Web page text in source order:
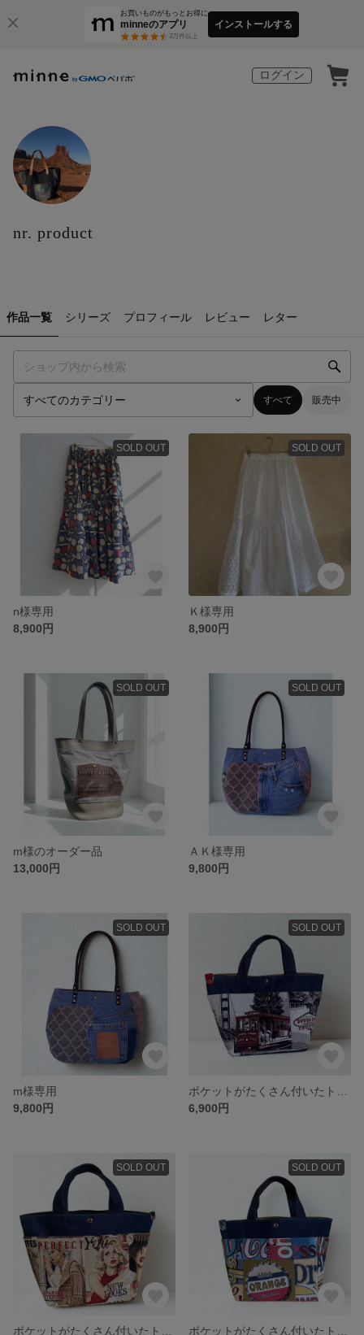
お買いものがもっとお得に
minneのアプリ
3万件以上
インストールする
ログイン
nr. product
作品一覧 シリーズ プロフィール レビュー レター
すべて 販売中
SOLD OUT
n様専用
8,900円
SOLD OUT
Ｋ様専用
8,900円
SOLD OUT
m様のオーダー品
13,000円
SOLD OUT
ＡＫ様専用
9,800円
SOLD OUT
m様専用
9,800円
SOLD OUT
6,900円
SOLD OUT SOLD OUT